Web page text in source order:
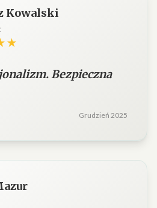
Kowalski
Bezpieczna
Grudzień 2025